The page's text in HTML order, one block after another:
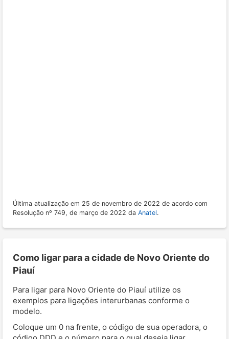
Última atualização em 25 de novembro de 2022 de acordo com
Resolução nº 749, de março de 2022 da Anatel.
Como ligar para a cidade de Novo Oriente do
Piauí
Para ligar para Novo Oriente do Piauí utilize os
exemplos para ligações interurbanas conforme o
modelo.
Coloque um 0 na frente, o código de sua operadora, o